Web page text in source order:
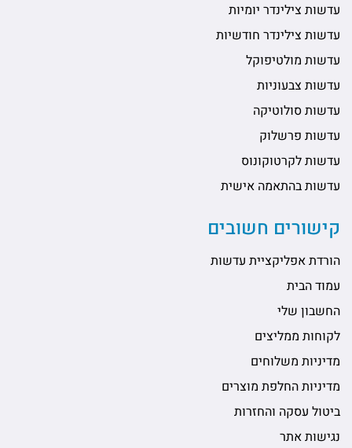
עדשות צילינדר יומיות
עדשות צילינדר חודשיות
עדשות מולטיפוקל
עדשות צבעוניות
עדשות סולוטיקה
עדשות פרשלוק
עדשות לקרטוקונוס
עדשות בהתאמה אישית
קישורים חשובים
הורדת אפליקציית עדשות
עמוד הבית
החשבון שלי
לקוחות ממליצים
מדיניות משלוחים
מדיניות החלפת מוצרים
ביטול עסקה והחזרות
נגישות אתר